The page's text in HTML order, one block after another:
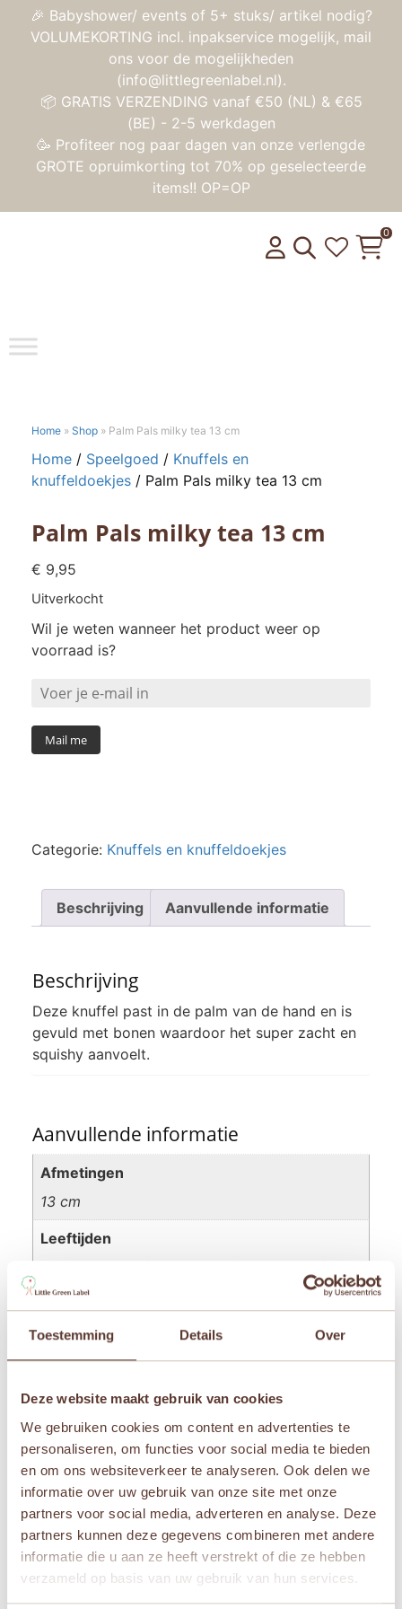
Toestemming Details Over
Deze website maakt gebruik van cookies
We gebruiken cookies om content en advertenties te
personaliseren, om functies voor social media te bieden
en om ons websiteverkeer te analyseren. Ook delen we
informatie over uw gebruik van onze site met onze
partners voor social media, adverteren en analyse. Deze
partners kunnen deze gegevens combineren met andere
informatie die u aan ze heeft verstrekt of die ze hebben
verzameld op basis van uw gebruik van hun services.
🎉 Babyshower/ events of 5+ stuks/ artikel nodig?
VOLUMEKORTING incl. inpakservice mogelijk, mail
ons voor de mogelijkheden
(info@littlegreenlabel.nl).
📦 GRATIS VERZENDING vanaf €50 (NL) & €65
(BE) - 2-5 werkdagen
🥳 Profiteer nog paar dagen van onze verlengde
GROTE opruimkorting tot 70% op geselecteerde
items!! OP=OP
Toggle
0
Home » Shop » Palm Pals milky tea 13 cm
Home / Speelgoed / Knuffels en
knuffeldoekjes / Palm Pals milky tea 13 cm
Palm Pals milky tea 13 cm
€ 9,95
Uitverkocht
Wil je weten wanneer het product weer op
voorraad is?
Mail me
Categorie: Knuffels en knuffeldoekjes
Beschrijving Aanvullende informatie
Beschrijving
Deze knuffel past in de palm van de hand en is
gevuld met bonen waardoor het super zacht en
squishy aanvoelt.
Aanvullende informatie
Afmetingen
13 cm
Leeftijden
r,Vanaf 4 jaar Vanaf 6 jaar,Vanaf
7 jaar,Vanaf 8 jaar
Merken
Gerelateerde producten
Aanbieding! Aanbieding!